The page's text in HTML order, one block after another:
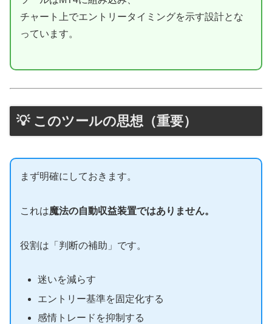
チャート上でエントリータイミングを示す設計とな
っています。
💡 このツールの思想（重要）
まず明確にしておきます。
これは魔法の自動収益装置ではありません。
役割は「判断の補助」です。
迷いを減らす
エントリー基準を固定化する
感情トレードを抑制する